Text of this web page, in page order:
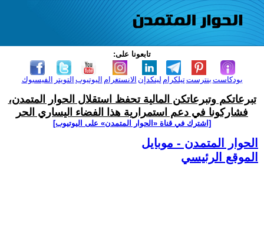
تابعونا على:
الفيسبوك التويتر اليوتيوب الانستغرام لينكدإن تيلكرامبنترست بودكاست
تبرعاتكم وتبرعاتكن المالية تحفظ استقلال الحوار المتمدن،
فشاركونا في دعم استمرارية هذا الفضاء اليساري الحر
[اشترك في قناة ‫«الحوار المتمدن» على اليوتيوب]
الحوار المتمدن - موبايل
الموقع الرئيسي